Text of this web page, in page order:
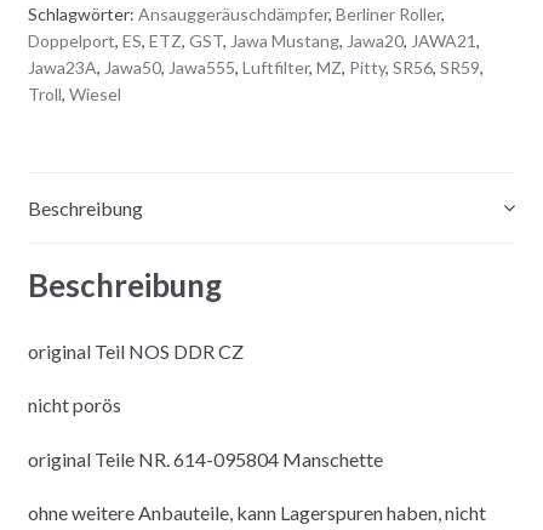
a
t
Schlagwörter: Ansauggeräuschdämpfer, Berliner Roller,
Doppelport, ES, ETZ, GST, Jawa Mustang, Jawa20, JAWA21,
Jawa23A, Jawa50, Jawa555, Luftfilter, MZ, Pitty, SR56, SR59,
Troll, Wiesel
Beschreibung
Beschreibung
original Teil NOS DDR CZ
nicht porös
original Teile NR. 614-095804 Manschette
ohne weitere Anbauteile, kann Lagerspuren haben, nicht